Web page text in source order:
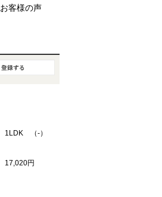
お客様の声
1LDK （-）
17,020円